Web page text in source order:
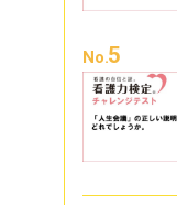
No.5